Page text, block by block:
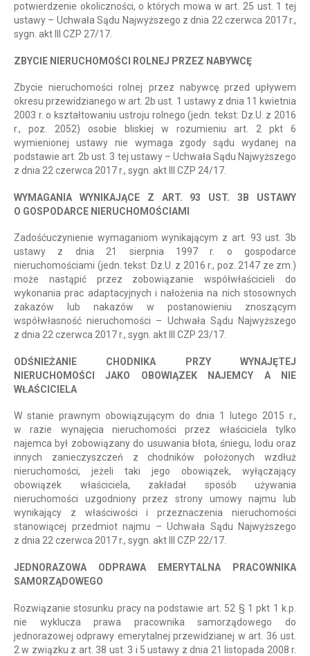
potwierdzenie okoliczności, o których mowa w art. 25 ust. 1 tej
ustawy – Uchwała Sądu Najwyższego z dnia 22 czerwca 2017 r.,
sygn. akt III CZP 27/17.
ZBYCIE NIERUCHOMOŚCI ROLNEJ PRZEZ NABYWCĘ
Zbycie nieruchomości rolnej przez nabywcę przed upływem
okresu przewidzianego w art. 2b ust. 1 ustawy z dnia 11 kwietnia
2003 r. o kształtowaniu ustroju rolnego (jedn. tekst: Dz.U. z 2016
r., poz. 2052) osobie bliskiej w rozumieniu art. 2 pkt 6
wymienionej ustawy nie wymaga zgody sądu wydanej na
podstawie art. 2b ust. 3 tej ustawy – Uchwała Sądu Najwyższego
z dnia 22 czerwca 2017 r., sygn. akt III CZP 24/17.
WYMAGANIA WYNIKAJĄCE Z ART. 93 UST. 3B USTAWY
O GOSPODARCE NIERUCHOMOŚCIAMI
Zadośćuczynienie wymaganiom wynikającym z art. 93 ust. 3b
ustawy z dnia 21 sierpnia 1997 r. o gospodarce
nieruchomościami (jedn. tekst: Dz.U. z 2016 r., poz. 2147 ze zm.)
może nastąpić przez zobowiązanie współwłaścicieli do
wykonania prac adaptacyjnych i nałożenia na nich stosownych
zakazów lub nakazów w postanowieniu znoszącym
współwłasność nieruchomości – Uchwała Sądu Najwyższego
z dnia 22 czerwca 2017 r., sygn. akt III CZP 23/17.
ODŚNIEŻANIE CHODNIKA PRZY WYNAJĘTEJ
NIERUCHOMOŚCI JAKO OBOWIĄZEK NAJEMCY A NIE
WŁAŚCICIELA
W stanie prawnym obowiązującym do dnia 1 lutego 2015 r.,
w razie wynajęcia nieruchomości przez właściciela tylko
najemca był zobowiązany do usuwania błota, śniegu, lodu oraz
innych zanieczyszczeń z chodników położonych wzdłuż
nieruchomości, jeżeli taki jego obowiązek, wyłączający
obowiązek właściciela, zakładał sposób używania
nieruchomości uzgodniony przez strony umowy najmu lub
wynikający z właściwości i przeznaczenia nieruchomości
stanowiącej przedmiot najmu – Uchwała Sądu Najwyższego
z dnia 22 czerwca 2017 r., sygn. akt III CZP 22/17.
JEDNORAZOWA ODPRAWA EMERYTALNA PRACOWNIKA
SAMORZĄDOWEGO
Rozwiązanie stosunku pracy na podstawie art. 52 § 1 pkt 1 k.p.
nie wyklucza prawa pracownika samorządowego do
jednorazowej odprawy emerytalnej przewidzianej w art. 36 ust.
2 w związku z art. 38 ust. 3 i 5 ustawy z dnia 21 listopada 2008 r.